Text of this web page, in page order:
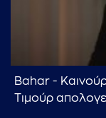
Bahar -
Τιμούρ